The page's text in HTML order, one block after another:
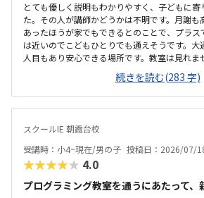
とても優しく説明もわかりやすく、子どもに
た。その人が講師かどうかは不明です。月謝
あったほうが家でもできるとのことで、プラス
は近いのでこどもひとりでも通えそうです。大
人目もあり安心できる場所です。教室は見れま
しているとのことで塾の方の教室は少し覗けま
感じでした。週1で15,000円は高いように思い
増やしてもらうか、下げてもらえると助かりま
はとても説明がわかりやすく、こどもに寄り
続きを読む(283 字)
スクールIE 朝霞台校
受講時：小4~現在/男の子 投稿日：2026/07/
★★★★★ 4.0
プログラミング教室を通うにあたって、